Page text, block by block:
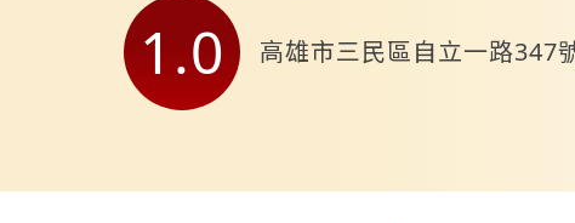
1.0 高雄市三民區自立一路347